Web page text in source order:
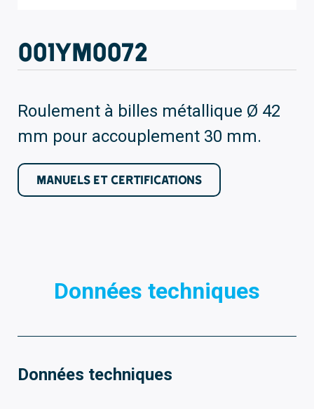
001YM0072
Roulement à billes métallique Ø 42
mm pour accouplement 30 mm.
MANUELS ET CERTIFICATIONS
Données techniques
Données techniques